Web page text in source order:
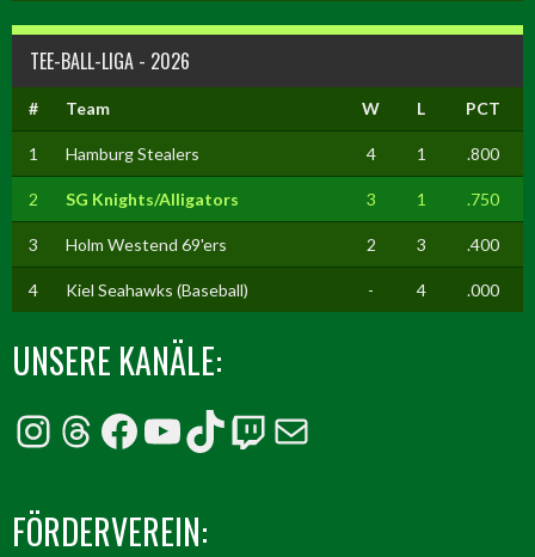
TEE-BALL-LIGA - 2026
# Team W L PCT
1 Hamburg Stealers 4 1 .800
2 SG Knights/Alligators 3 1 .750
3 Holm Westend 69'ers 2 3 .400
4 Kiel Seahawks (Baseball) - 4 .000
UNSERE KANÄLE:
Instagram
Threads
Facebook
YouTube
TikTok
Twitch
E-Mail
FÖRDERVEREIN: